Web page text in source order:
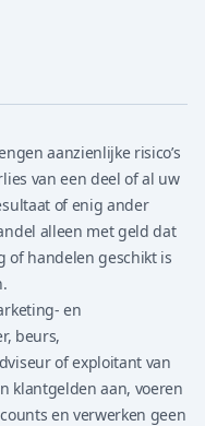
aanzienlijke risico’s
van een deel of al uw
of enig ander
alleen met geld dat
of handelen geschikt is
en
beurs,
of exploitant van
klantgelden aan, voeren
en verwerken geen